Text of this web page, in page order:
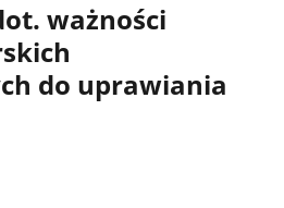
ważności
do uprawiania